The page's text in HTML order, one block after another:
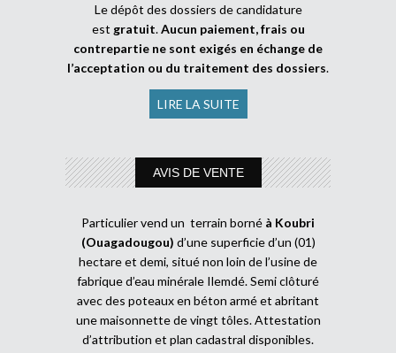
Le dépôt des dossiers de candidature
est gratuit.Aucun paiement, frais ou
contrepartie ne sont exigés en échange de
l’acceptation ou du traitement des dossiers.
LIRE LA SUITE
AVIS DE VENTE
Particulier vend un terrain borné à Koubri
(Ouagadougou) d’une superficie d’un (01)
hectare et demi, situé non loin de l’usine de
fabrique d’eau minérale Ilemdé. Semi clôturé
avec des poteaux en béton armé et abritant
une maisonnette de vingt tôles. Attestation
d’attribution et plan cadastral disponibles.